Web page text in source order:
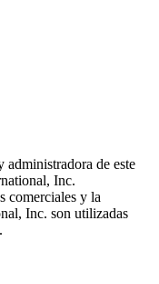
administradora de este
Inc.
comerciales y la
Inc. son utilizadas